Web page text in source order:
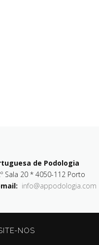
de Podologia
Sala 20 * 4050-112 Porto
info@appodologia.com
NOS